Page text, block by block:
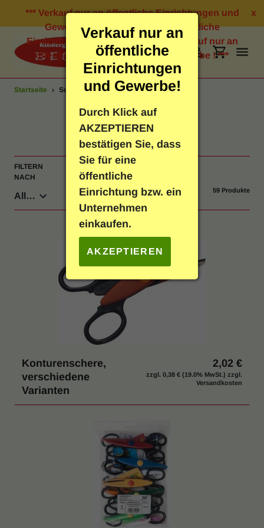
Verkauf nur an
öffentliche
Einrichtungen
und Gewerbe!
Durch Klick auf
AKZEPTIEREN
bestätigen Sie, dass
Sie für eine
öffentliche
Einrichtung bzw. ein
Unternehmen
einkaufen.
AKZEPTIEREN
Direkt
Inhalt
*** Verkauf nur an öffentliche Einrichtungen und
Gewerbe ! *** Verkauf nur an öffentliche
Einrichtungen und Gewerbe ! *** Verkauf nur an
öffentliche Einrichtungen und Gewerbe ! ***
x
SuchenEinloggen
Schreibwaren
Geschenkartikel
Spielen & Lernen
Einrichtung & Möbel
Indoor & Outdoor
Hygiene / Desinfektion
% SALE
Katalog anfordern
Startseite › Scheren
S
a
m
m
l
u
n
:
Scheren
FILTERN
NACH
SORTIEREN
NACH
59 Produkte
Konturenschere,
verschiedene
Varianten
2,02 €
zzgl. 0,38 € (19.0% MwSt.) zzgl.
Versandkosten